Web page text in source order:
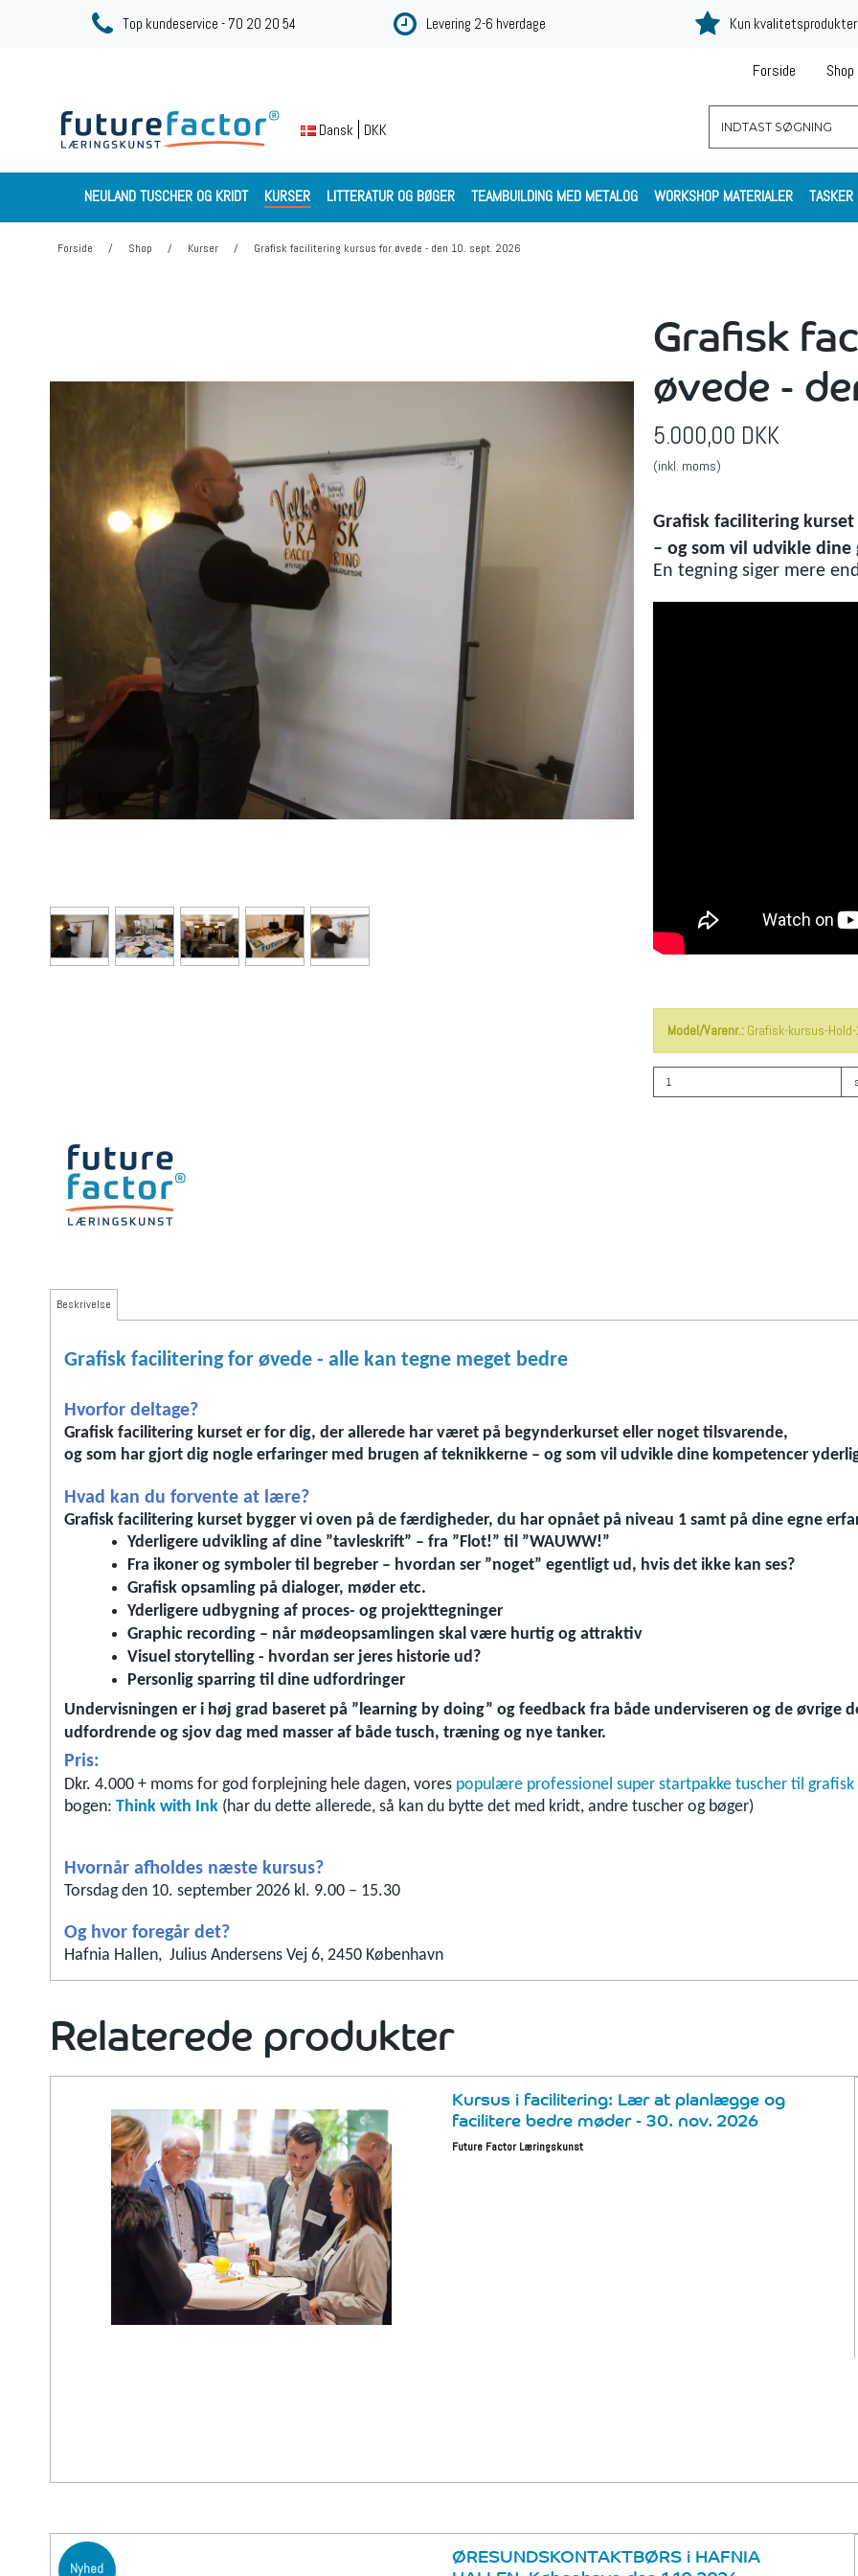
Top kundeservice - 70 20 20 54 Levering 2-6 hverdage Kun kvalitetsprodukter
Shop
Forside
Dansk DKK
NEULAND TUSCHER OG KRIDT KURSER LITTERATUR OG BØGER TEAMBUILDING MED METALOG WORKSHOP MATERIALER TASKER
Forside / Shop / Kurser / Grafisk facilitering kursus for øvede - den 10. sept. 2026
Grafisk
øvede -
5.000,00 DKK
(inkl. moms)
Grafisk facilitering
– og som vil udvikle
En tegning siger mere
Model/Varenr.: Grafisk-kursus-Hold-
Beskrivelse
Grafisk facilitering for øvede - alle kan tegne meget bedre
Hvorfor deltage?
Grafisk facilitering kurset er for dig, der allerede har været på begynderkurset eller noget tilsvarende,
og som har gjort dig nogle erfaringer med brugen af teknikkerne – og som vil udvikle dine kompetencer
Hvad kan du forvente at lære?
Grafisk facilitering kurset bygger vi oven på de færdigheder, du har opnået på niveau 1 samt på dine egne
Yderligere udvikling af dine ”tavleskrift” – fra ”Flot!” til ”WAUWW!”
Fra ikoner og symboler til begreber – hvordan ser ”noget” egentligt ud, hvis det ikke kan ses?
Grafisk opsamling på dialoger, møder etc.
Yderligere udbygning af proces- og projekttegninger
Graphic recording – når mødeopsamlingen skal være hurtig og attraktiv
Visuel storytelling - hvordan ser jeres historie ud?
Personlig sparring til dine udfordringer
Undervisningen er i høj grad baseret på ”learning by doing” og feedback fra både underviseren og de øvrige
udfordrende og sjov dag med masser af både tusch, træning og nye tanker.
Pris:
Dkr. 4.000 + moms for god forplejning hele dagen, vores populære professionel super startpakke tuscher til
bogen: Think with Ink (har du dette allerede, så kan du bytte det med kridt, andre tuscher og bøger)
Hvornår afholdes næste kursus?
Torsdag den 10. september 2026 kl. 9.00 – 15.30
Og hvor foregår det?
Hafnia Hallen, Julius Andersens Vej 6, 2450 København
Relaterede produkter
Kursus i facilitering: Lær at planlægge og
facilitere bedre møder - 30. nov. 2026
Future Factor Læringskunst
Nyhed ØRESUNDSKONTAKTBØRS i HAFNIA